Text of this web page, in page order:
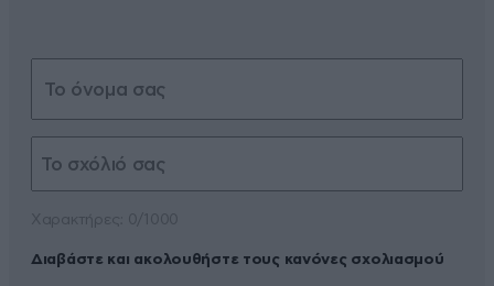
Διαβάστε και ακολουθήστε τους κανόνες σχολιασμού